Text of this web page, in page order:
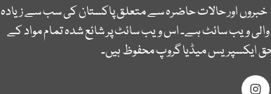
خبروں اور حالات حاضرہ سے متعلق پاکستان کی سب سے زیادہ
ویب سائٹ ہے۔ اس ویب سائٹ پر شائع شدہ تمام مواد کے
ایکسپریس میڈیا گروپ محفوظ ہیں۔